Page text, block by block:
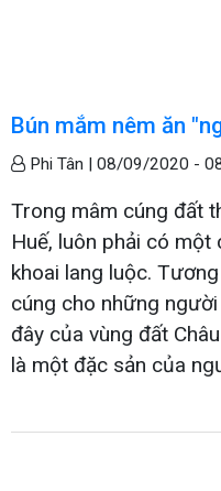
Bún mắm nêm ăn
Phi Tân | 08/09/2020 -
Trong mâm cúng đất
Huế, luôn phải có một
khoai lang luộc.
cúng cho những
đây của vùng đất
là một đặc sản của